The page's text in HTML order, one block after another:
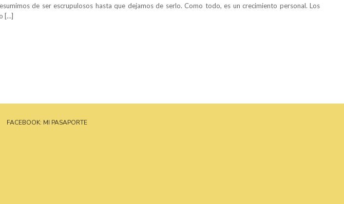
de ser escrupulosos hasta que dejamos de serlo. Como todo, es un crecimiento personal. Los
[…]
FACEBOOK: MI PASAPORTE